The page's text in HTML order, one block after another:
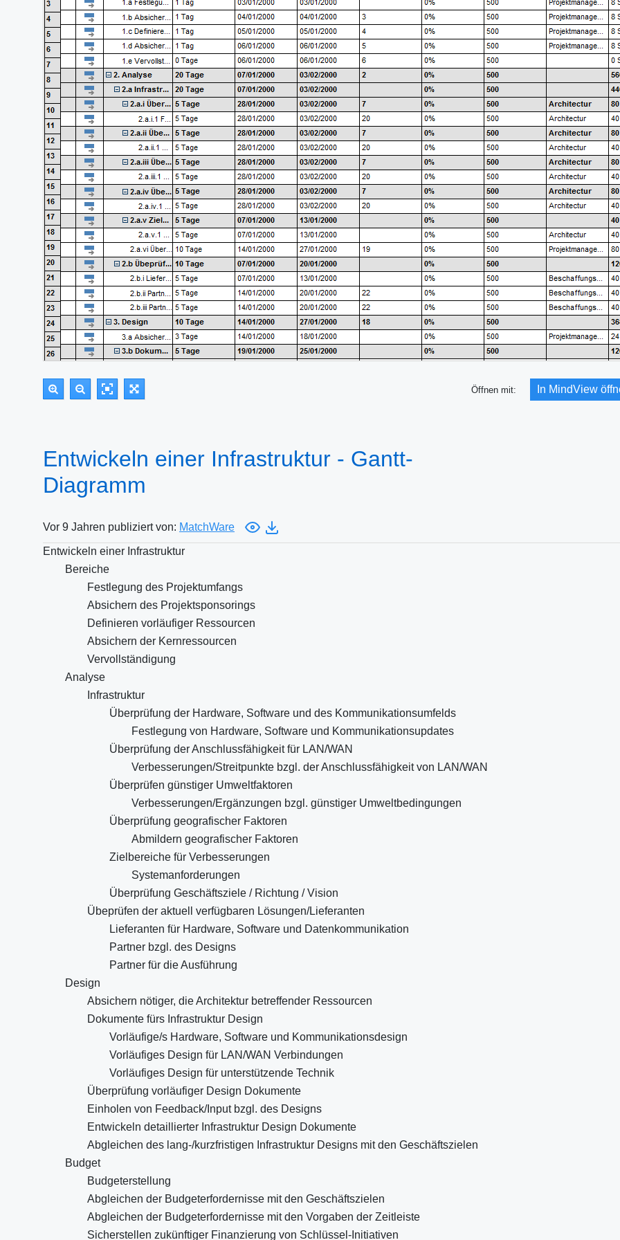
Öffnen mit: In MindView
Entwickeln einer Infrastruktur - Gantt-
Diagramm
Vor 9 Jahren publiziert von: MatchWare
Entwickeln einer Infrastruktur
Bereiche
Festlegung des Projektumfangs
Absichern des Projektsponsorings
Definieren vorläufiger Ressourcen
Absichern der Kernressourcen
Vervollständigung
Analyse
Infrastruktur
Überprüfung der Hardware, Software und des Kommunikationsumfelds
Festlegung von Hardware, Software und Kommunikationsupdates
Überprüfung der Anschlussfähigkeit für LAN/WAN
Verbesserungen/Streitpunkte bzgl. der Anschlussfähigkeit von LAN/WAN
Überprüfen günstiger Umweltfaktoren
Verbesserungen/Ergänzungen bzgl. günstiger Umweltbedingungen
Überprüfung geografischer Faktoren
Abmildern geografischer Faktoren
Zielbereiche für Verbesserungen
Systemanforderungen
Überprüfung Geschäftsziele / Richtung / Vision
Übeprüfen der aktuell verfügbaren Lösungen/Lieferanten
Lieferanten für Hardware, Software und Datenkommunikation
Partner bzgl. des Designs
Partner für die Ausführung
Design
Absichern nötiger, die Architektur betreffender Ressourcen
Dokumente fürs Infrastruktur Design
Vorläufige/s Hardware, Software und Kommunikationsdesign
Vorläufiges Design für LAN/WAN Verbindungen
Vorläufiges Design für unterstützende Technik
Überprüfung vorläufiger Design Dokumente
Einholen von Feedback/Input bzgl. des Designs
Entwickeln detaillierter Infrastruktur Design Dokumente
Abgleichen des lang-/kurzfristigen Infrastruktur Designs mit den Geschäftszielen
Budget
Budgeterstellung
Abgleichen der Budgeterfordernisse mit den Geschäftszielen
Abgleichen der Budgeterfordernisse mit den Vorgaben der Zeitleiste
Sicherstellen zukünftiger Finanzierung von Schlüssel-Initiativen